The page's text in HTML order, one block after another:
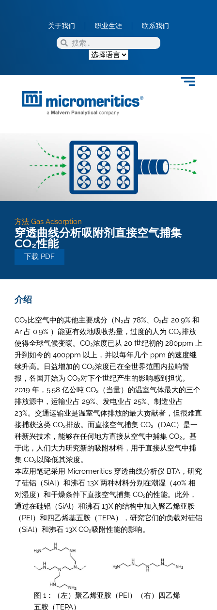
关于我们 职业生涯 联系我们
方法 Gas Adsorption
穿透曲线分析吸附剂直接空气捕集
CO₂性能
下载 PDF
介绍
CO₂比空气中的其他主要成分（N₂占 78%、O₂占 20.9% 和
Ar 占 0.9% ）能更有效地吸收热量，过度的人为 CO₂排放
使得全球气候变暖。CO₂浓度已从 20 世纪初的 280ppm 上
升到如今的 400ppm 以上，并以每年几个 ppm 的速度继
续升高。日益增加的 CO₂浓度已在全世界范围内拉响警
报，各国开始为 CO₂对下个世纪产生的影响感到担忧。
2019 年，5.58 亿公吨 CO₂（当量）的温室气体最大的三个
排放源中，运输业占 29%、发电业占 25%、制造业占
23%。交通运输业是温室气体排放的最大贡献者，但很难直
接捕获这类 CO₂排放。而直接空气捕集 CO₂（DAC）是一
种新兴技术，能够在任何地方直接从空气中捕集 CO₂。基
于此，人们大力研究新的吸附材料，用于直接从空气中捕
集 CO₂以降低其浓度。
本应用笔记采用 Micromeritics 穿透曲线分析仪 BTA，研究
了硅铝（SiAl）和沸石 13X 两种材料分别在潮湿（40% 相
对湿度）和干燥条件下直接空气捕集 CO₂的性能。此外，
通过在硅铝（SiAl）和沸石 13X 的结构中加入聚乙烯亚胺
（PEI）和四乙烯基五胺（TEPA），研究它们的负载对硅铝
（SiAl）和沸石 13X CO₂吸附性能的影响。
图 1：（左）聚乙烯亚胺（PEI）（右）四乙烯
五胺（TEPA）